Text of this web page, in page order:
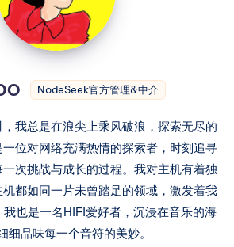
NodeSeek官方管理&中介
我总是在浪尖上乘风破浪，探索无尽的
位对网络充满热情的探索者，时刻追寻
次挑战与成长的过程。我对主机有着独
都如同一片未曾踏足的领域，激发着我
也是一名HIFI爱好者，沉浸在音乐的海
细品味每一个音符的美妙。